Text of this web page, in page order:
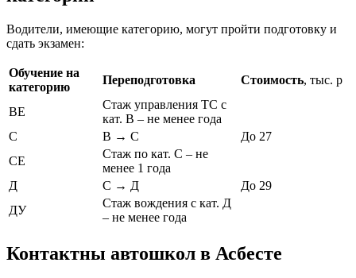
Водители, имеющие категорию, могут пройти подготовку и
сдать экзамен:
Обучение на
категорию
Переподготовка Стоимость, тыс. р
ВЕ
Стаж управления ТС с
кат. В – не менее года
С
В → С
До 27
СЕ
Стаж по кат. С – не
менее 1 года
До 29
Д
С → Д
ДУ
Стаж вождения с кат. Д
– не менее года
Контактны автошкол в Асбесте